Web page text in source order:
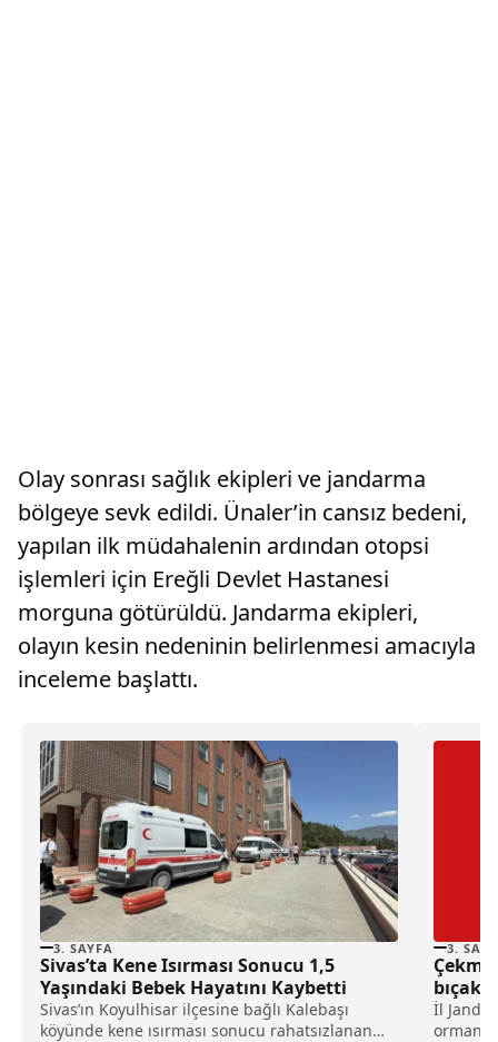
Olay sonrası sağlık ekipleri ve jandarma
bölgeye sevk edildi. Ünaler’in cansız bedeni,
yapılan ilk müdahalenin ardından otopsi
işlemleri için Ereğli Devlet Hastanesi
morguna götürüldü. Jandarma ekipleri,
olayın kesin nedeninin belirlenmesi amacıyla
inceleme başlattı.
3. SAYFA
Sivas’ta Kene Isırması Sonucu 1,5
Yaşındaki Bebek Hayatını Kaybetti
Sivas’ın Koyulhisar ilçesine bağlı Kalebaşı
köyünde kene ısırması sonucu rahatsızlanan
3.
İl